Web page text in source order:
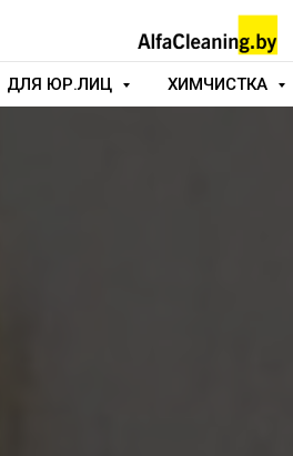
ДЛЯ ЮР.ЛИЦ ХИМЧИСТКА